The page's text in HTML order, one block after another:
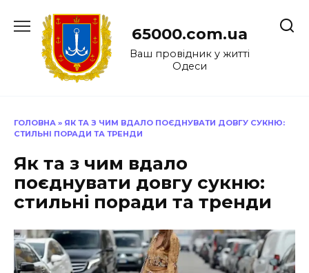
до
65000.com.ua
Ваш провідник у житті
Одеси
ГОЛОВНА » ЯК ТА З ЧИМ ВДАЛО ПОЄДНУВАТИ ДОВГУ СУКНЮ:
СТИЛЬНІ ПОРАДИ ТА ТРЕНДИ
Як та з чим вдало
поєднувати довгу сукню:
стильні поради та тренди